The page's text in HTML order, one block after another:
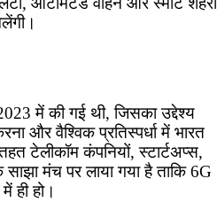
में की गई थी, जिसका उद्देश्य
और वैश्विक प्रतिस्पर्धा में भारत
टेलीकॉम कंपनियों, स्टार्टअप्स,
मंच पर लाया गया है ताकि 6G
ही हो।